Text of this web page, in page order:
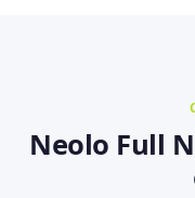
Neolo Full